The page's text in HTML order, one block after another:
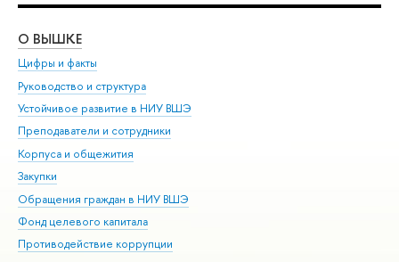
О ВЫШКЕ
Цифры и факты
Руководство и структура
Устойчивое развитие в НИУ ВШЭ
Преподаватели и сотрудники
Корпуса и общежития
Закупки
Обращения граждан в НИУ ВШЭ
Фонд целевого капитала
Противодействие коррупции